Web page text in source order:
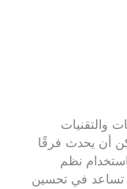
والتقنيات
أن يحدث فرقًا
نظم
تساعد في تحسين